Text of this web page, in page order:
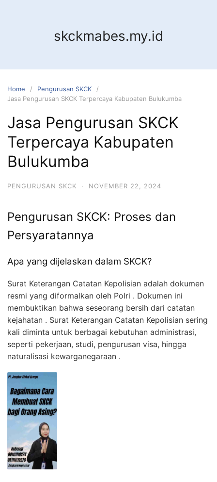
skckmabes.my.id
Home
Pengurusan SKCK
Jasa Pengurusan SKCK Terpercaya Kabupaten Bulukumba
Jasa Pengurusan SKCK
Terpercaya Kabupaten
Bulukumba
PENGURUSAN SKCK · NOVEMBER 22, 2024
Pengurusan SKCK: Proses dan
Persyaratannya
Apa yang dijelaskan dalam SKCK?
Surat Keterangan Catatan Kepolisian adalah dokumen
resmi yang diformalkan oleh Polri . Dokumen ini
membuktikan bahwa seseorang bersih dari catatan
kejahatan . Surat Keterangan Catatan Kepolisian sering
kali diminta untuk berbagai kebutuhan administrasi,
seperti pekerjaan, studi, pengurusan visa, hingga
naturalisasi kewarganegaraan .